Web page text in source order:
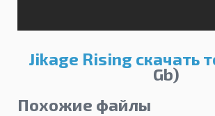
Jikage Rising скачать
Gb)
Похожие файлы